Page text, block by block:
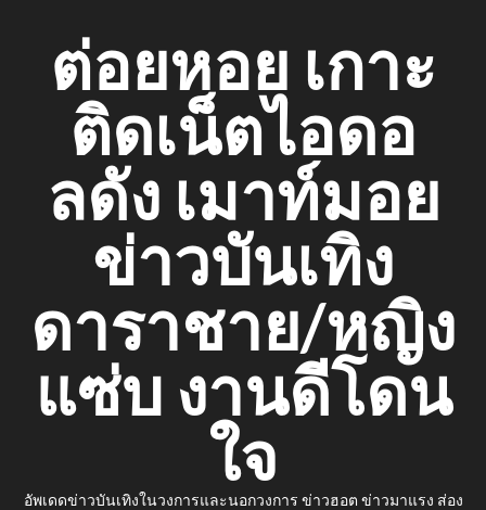
contentต่อยหอย เกาะ
ติดเน็ตไอดอ
ลดัง เมาท์มอย
ข่าวบันเทิง
ดาราชาย/หญิง
แซ่บ งานดีโดน
ใจ
อัพเดดข่าวบันเทิงในวงการและนอกวงการ ข่าวฮอต ข่าวมาแรง ส่อง